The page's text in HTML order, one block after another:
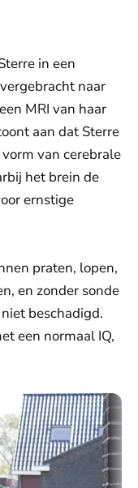
in een
naar
MRI van haar
aan dat Sterre
van cerebrale
het brein de
ernstige
praten, lopen,
en zonder sonde
beschadigd.
een normaal IQ,